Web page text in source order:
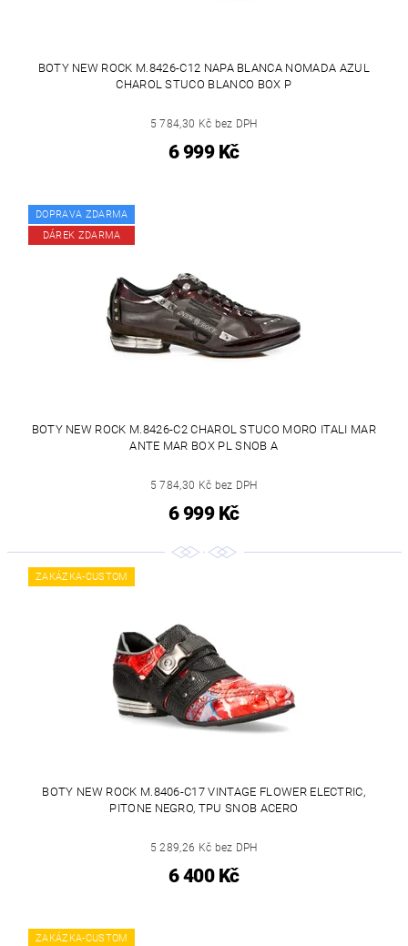
BOTY NEW ROCK M.8426-C12 NAPA BLANCA NOMADA AZUL
CHAROL STUCO BLANCO BOX P
5 784,30 Kč bez DPH
6 999 Kč
DOPRAVA ZDARMA
DÁREK ZDARMA
BOTY NEW ROCK M.8426-C2 CHAROL STUCO MORO ITALI MAR
ANTE MAR BOX PL SNOB A
5 784,30 Kč bez DPH
6 999 Kč
ZAKÁZKA-CUSTOM
BOTY NEW ROCK M.8406-C17 VINTAGE FLOWER ELECTRIC,
PITONE NEGRO, TPU SNOB ACERO
5 289,26 Kč bez DPH
6 400 Kč
ZAKÁZKA-CUSTOM